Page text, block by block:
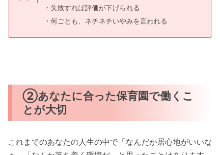
・失敗すれば評価が下げられる
・何ごとも、ネチネチいやみを言われる
②あなたに合った保育園で働くこ
とが大切
これまでのあなたの人生の中で「なんだか居心地がいいな